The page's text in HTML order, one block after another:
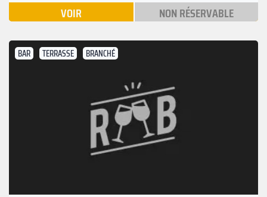
VOIR NON RÉSERVABLE
BAR TERRASSE BRANCHÉ